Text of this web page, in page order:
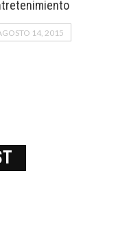
14, 2015